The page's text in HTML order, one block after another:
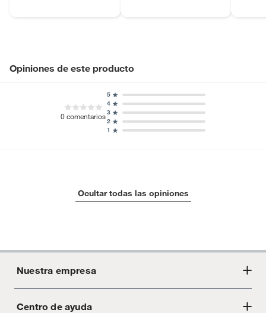
Opiniones de este producto
0comentarios
1
2
3
4
5
Ocultar todas las opiniones
Nuestra empresa
Acerca de Crate
Centro de ayuda